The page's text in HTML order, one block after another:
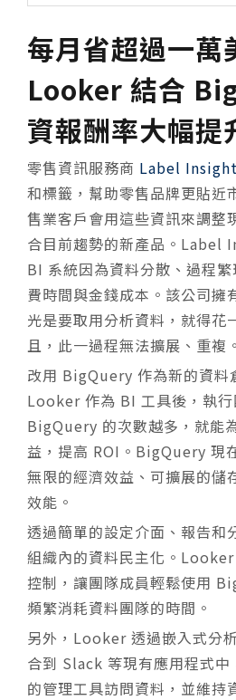
每月省超過一萬
Looker 結合
資報酬率大幅
零售資訊服務商 Label Insight
和標籤，幫助零售品牌更貼近
售業客戶會用這些資訊來調整
合目前趨勢的新產品。Label
BI 系統因為資料分散、過程
費時間與金錢成本。該公司擁
光是要取用分析資料，就得花
且，此一過程無法擴展、重複。
改用 BigQuery 作為新的資料
Looker 作為 BI 工具後，執行
BigQuery 的次數越多，就能
益，提高 ROI。BigQuery 現
無限的經濟效益、可擴展的儲
效能。
透過簡單的設定介面、報告
組織內的資料民主化。
控制，讓團隊成員輕鬆使用
頻繁消耗資料團隊的時間。
另外，Looker 透過嵌入式分
合到 Slack 等現有應用程式中
的管理工具訪問資料，並維持